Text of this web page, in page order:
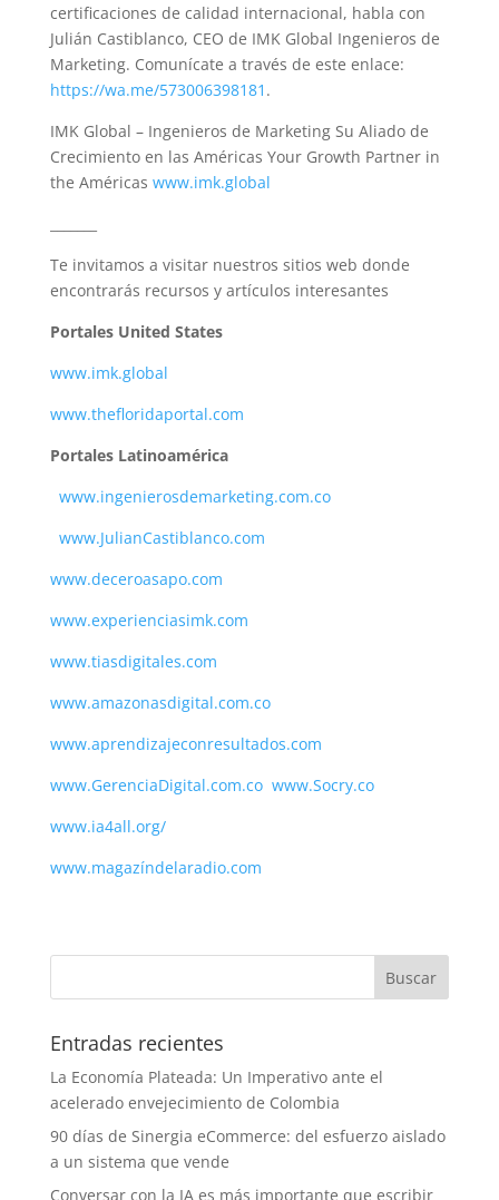
certificaciones de calidad internacional, habla con
Julián Castiblanco, CEO de IMK Global Ingenieros de
Marketing. Comunícate a través de este enlace:
https://wa.me/573006398181 .
IMK Global – Ingenieros de Marketing Su Aliado de
Crecimiento en las Américas Your Growth Partner in
the Américas www.imk.global
Te invitamos a visitar nuestros sitios web donde
encontrarás recursos y artículos interesantes
Portales United States
www.imk.global
www.thefloridaportal.com
Portales Latinoamérica
www.ingenierosdemarketing.com.co
www.JulianCastiblanco.com
www.deceroasapo.com
www.experienciasimk.com
www.tiasdigitales.com
www.amazonasdigital.com.co
www.aprendizajeconresultados.com
www.GerenciaDigital.com.co www.Socry.co
www.ia4all.org/
www.magazíndelaradio.com
Entradas recientes
La Economía Plateada: Un Imperativo ante el
acelerado envejecimiento de Colombia
90 días de Sinergia eCommerce: del esfuerzo aislado
a un sistema que vende
Conversar con la IA es más importante que escribir